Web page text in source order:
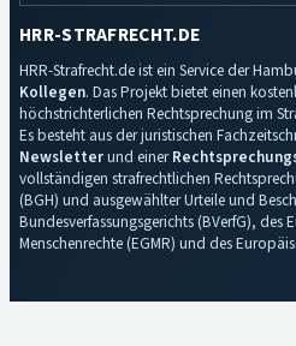
HRR-STRAFRECHT.DE
HRR-Strafrecht.de ist ein Service der
Kollegen. Das Projekt bietet einen
höchstrichterlichen Rechtsprechung im
Es besteht aus der juristischen
Newsletterund einer
vollständigen strafrechtlichen
(BGH) und ausgewählter Urteile und
Bundesverfassungsgerichts (BVerfG), des
Menschenrechte (EGMR) und des